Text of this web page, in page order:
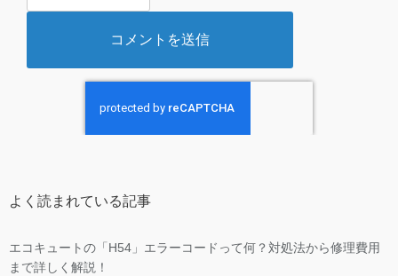
よく読まれている記事
エコキュートの「H54」エラーコードって何？対処法から修理費用
まで詳しく解説！